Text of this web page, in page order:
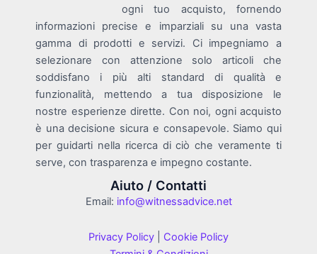
ogni tuo acquisto, fornendo
informazioni precise e imparziali su una vasta
gamma di prodotti e servizi. Ci impegniamo a
selezionare con attenzione solo articoli che
soddisfano i più alti standard di qualità e
funzionalità, mettendo a tua disposizione le
nostre esperienze dirette. Con noi, ogni acquisto
è una decisione sicura e consapevole. Siamo qui
per guidarti nella ricerca di ciò che veramente ti
serve, con trasparenza e impegno costante.
Aiuto / Contatti
Email: info@witnessadvice.net
Privacy Policy
Cookie Policy